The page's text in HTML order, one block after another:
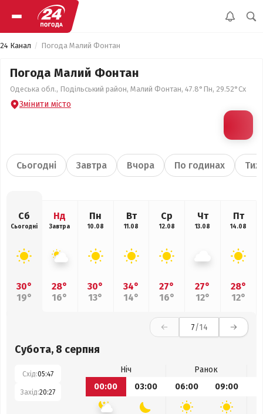
24 Канал Погода Малий Фонтан
Погода Малий Фонтан
Одеська обл., Подільський район, Малий Фонтан, 47.8°Пн, 29.52°Сх
Змінити місто
Сьогодні Завтра Вчора По годинах
Сб
Сьогодні
30°
19°
Нд
Завтра
28°
16°
Пн
10.08
30°
13°
Вт
11.08
34°
14°
Ср
12.08
27°
16°
Чт
13.08
27°
12°
Пт
14.08
28°
12°
7/14
Субота, 8 серпня
Схід:05:47
Захід:20:27
Ніч
Ранок
00:00
03:00 06:00 09:00